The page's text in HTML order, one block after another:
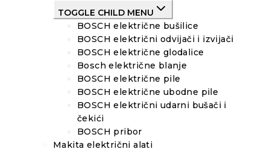
TOGGLE CHILD MENU
BOSCH električne bušilice
BOSCH električni odvijači i izvijači
BOSCH električne glodalice
Bosch električne blanje
BOSCH električne pile
BOSCH električne ubodne pile
BOSCH električni udarni bušači i
čekići
BOSCH pribor
Makita električni alati